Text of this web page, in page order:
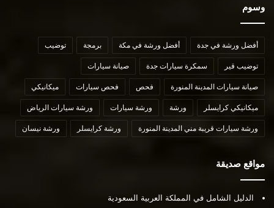
وسوم
أفضل ورشة في جدة أفضل ورشة في مكة برمجة توضيب
توضيب قير سمكرة سيارات جدة صيانة سيارات
صيانة سيارات المدينة المنورة فحص فحص سيارات ميكانيكي
ميكانيكي كرايسلر ورشة ورشة سيارات ورشة سيارات الرياض
ورشة سيارات قريبة مني المدينة المنورة ورشة كرايسلر ورشة نيسان
مواقع صديقة
الدليل الشامل في المملكة العربية السعودية